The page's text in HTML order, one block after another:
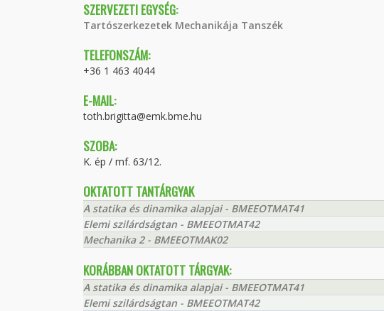
SZERVEZETI EGYSÉG:
Tartószerkezetek Mechanikája Tanszék
TELEFONSZÁM:
+36 1 463 4044
E-MAIL:
toth.brigitta@emk.bme.hu
SZOBA:
K. ép / mf. 63/12.
OKTATOTT TANTÁRGYAK
A statika és dinamika alapjai - BMEEOTMAT41
Elemi szilárdságtan - BMEEOTMAT42
Mechanika 2 - BMEEOTMAK02
KORÁBBAN OKTATOTT TÁRGYAK:
A statika és dinamika alapjai - BMEEOTMAT41
Elemi szilárdságtan - BMEEOTMAT42